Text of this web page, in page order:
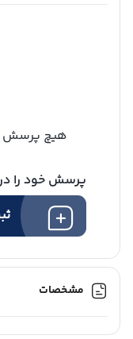
هیچ پرسش
پرسش خود را
مشخصات